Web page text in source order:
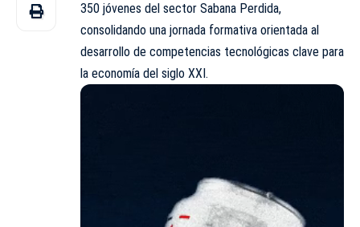
350 jóvenes del sector Sabana Perdida,
consolidando una jornada formativa orientada al
desarrollo de competencias tecnológicas clave para
la economía del siglo XXI.